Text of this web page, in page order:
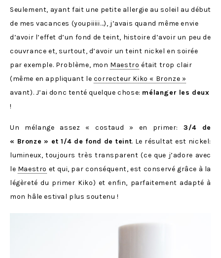
Seulement, ayant fait une petite allergie au soleil au début
de mes vacances (youpiiiii…), j’avais quand même envie
d’avoir l’effet d’un fond de teint, histoire d’avoir un peu de
couvrance et, surtout, d’avoir un teint nickel en soirée
par exemple. Problème, mon Maestro était trop clair
(même en appliquant le correcteur Kiko « Bronze »
avant). J’ai donc tenté quelque chose: mélanger les deux
!
Un mélange assez « costaud » en primer:3/4 de
« Bronze » et 1/4 de fond de teint. Le résultat est nickel:
lumineux, toujours très transparent (ce que j’adore avec
le Maestro et qui, par conséquent, est conservé grâce à la
légèreté du primer Kiko) et enfin, parfaitement adapté à
mon hâle estival plus soutenu !